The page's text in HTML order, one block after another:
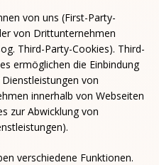
von uns (First-Party-
von Drittunternehmen
Third-Party-Cookies). Third-
ermöglichen die Einbindung
von
innerhalb von Webseiten
zur Abwicklung von
verschiedene Funktionen.